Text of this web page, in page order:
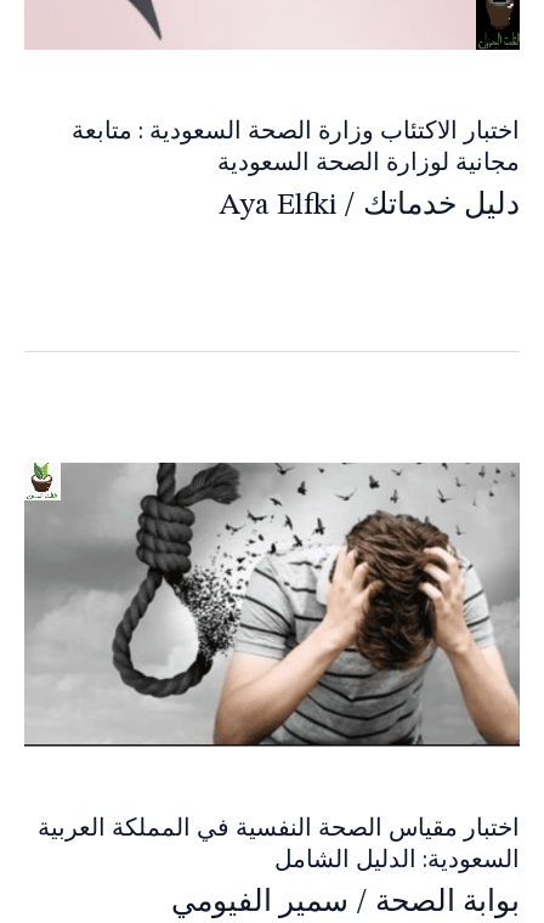
اختبار الاكتئاب وزارة الصحة السعودية : متابعة
مجانية لوزارة الصحة السعودية
دليل خدماتك /
Aya Elfki
اختبار مقياس الصحة النفسية في المملكة العربية
السعودية: الدليل الشامل
بوابة الصحة / سمير الفيومي